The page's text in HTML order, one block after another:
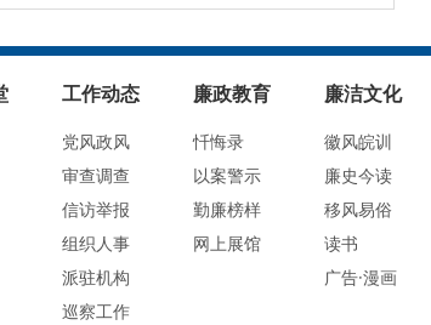
工作动态
党风政风
审查调查
信访举报
组织人事
派驻机构
巡察工作
廉政教育
忏悔录
以案警示
勤廉榜样
网上展馆
廉洁文化
徽风皖训
廉史今读
移风易俗
读书
广告·漫画